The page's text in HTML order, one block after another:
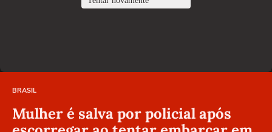
BRASIL
Mulher é salva por policial após